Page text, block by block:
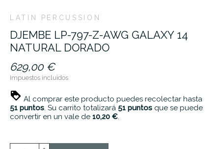
LATIN PERCUSSION
DJEMBE LP-797-Z-AWG GALAXY 14
NATURAL DORADO
629,00 €
Impuestos incluidos
Al comprar este producto puedes recolectar hasta
51 puntos. Su carrito totalizará 51 puntos que se puede
convertir en un vale de 10,20 €.